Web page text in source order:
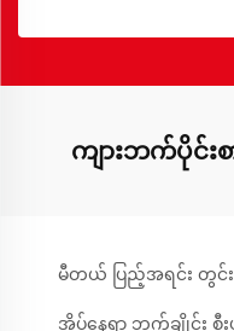
ကျားဘက်ပိုင်
မီတယ် ပြည့်အရင်း တွင်း
အိပ်နေရာ ဘက်ချိုင်း စီး